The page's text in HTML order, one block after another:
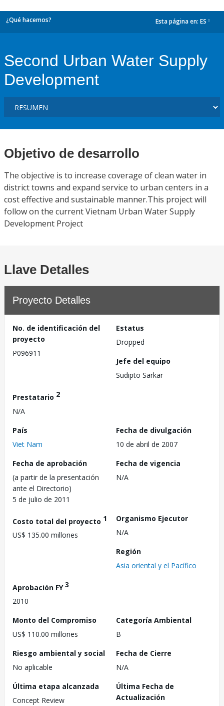
¿Qué hacemos? Esta página en: ES
Second Urban Water Supply
Development
Objetivo de desarrollo
The objective is to increase coverage of clean water in
district towns and expand service to urban centers in a
cost effective and sustainable manner.This project will
follow on the current Vietnam Urban Water Supply
Development Project
Llave Detalles
Proyecto Detalles
No. de identificación del
proyecto
P096911
Estatus
Dropped
Jefe del equipo
Sudipto Sarkar
Prestatario 2
N/A
País
Viet Nam
Fecha de divulgación
10 de abril de 2007
Fecha de aprobación
(a partir de la presentación
ante el Directorio)
5 de julio de 2011
Fecha de vigencia
N/A
Costo total del proyecto 1
US$ 135.00 millones
Organismo Ejecutor
N/A
Región
Asia oriental y el Pacífico
Aprobación FY3
2010
Monto del Compromiso
US$ 110.00 millones
Categoría Ambiental
B
Riesgo ambiental y social
No aplicable
Fecha de Cierre
N/A
Última etapa alcanzada
Concept Review
Última Fecha de
Actualización